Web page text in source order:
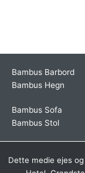
Bambus Barbord
Bambus Hegn
Bambus Sofa
Bambus Stol
Dette medie ejes